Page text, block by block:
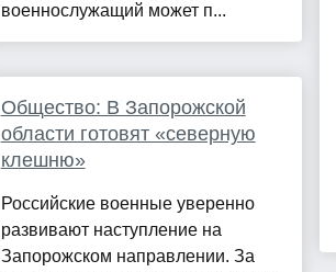
военнослужащий может п...
Общество: В Запорожской
области готовят «северную
клешню»
Российские военные уверенно
развивают наступление на
Запорожском направлении. За